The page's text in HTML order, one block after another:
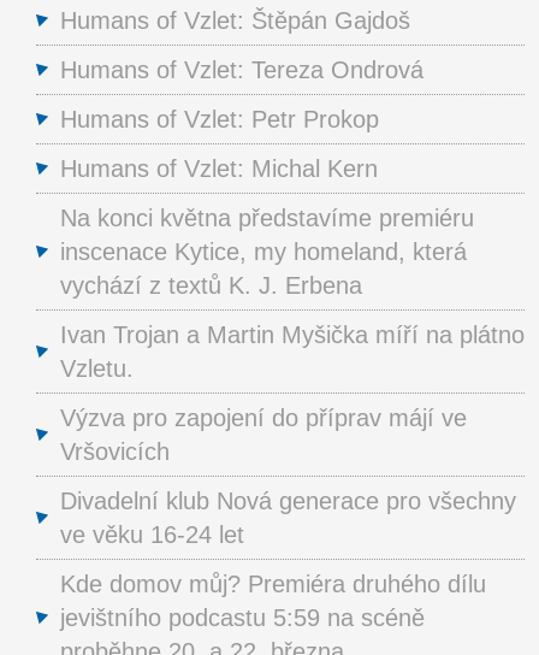
Humans of Vzlet: Štěpán Gajdoš
Humans of Vzlet: Tereza Ondrová
Humans of Vzlet: Petr Prokop
Humans of Vzlet: Michal Kern
Na konci května představíme premiéru
inscenace Kytice, my homeland, která
vychází z textů K. J. Erbena
Ivan Trojan a Martin Myšička míří na plátno
Vzletu.
Výzva pro zapojení do příprav májí ve
Vršovicích
Divadelní klub Nová generace pro všechny
ve věku 16-24 let
Kde domov můj? Premiéra druhého dílu
jevištního podcastu 5:59 na scéně